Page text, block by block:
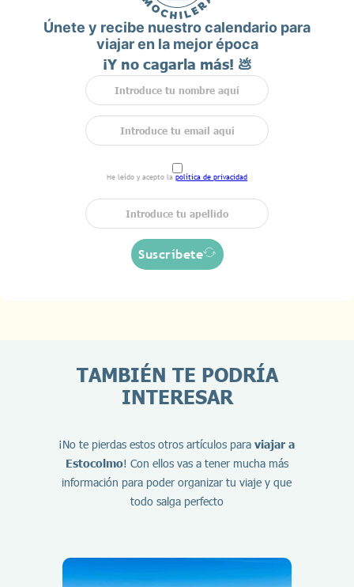
Únete y recibe nuestro calendario para
viajar en la mejor época
¡Y no cagarla más! 💩
He leído y acepto la política de privacidad
Suscríbete
TAMBIÉN TE PODRÍA
INTERESAR
¡No te pierdas estos otros artículos paraviajar a
Estocolmo! Con ellos vas a tener mucha más
información para poder organizar tu viaje y que
todo salga perfecto